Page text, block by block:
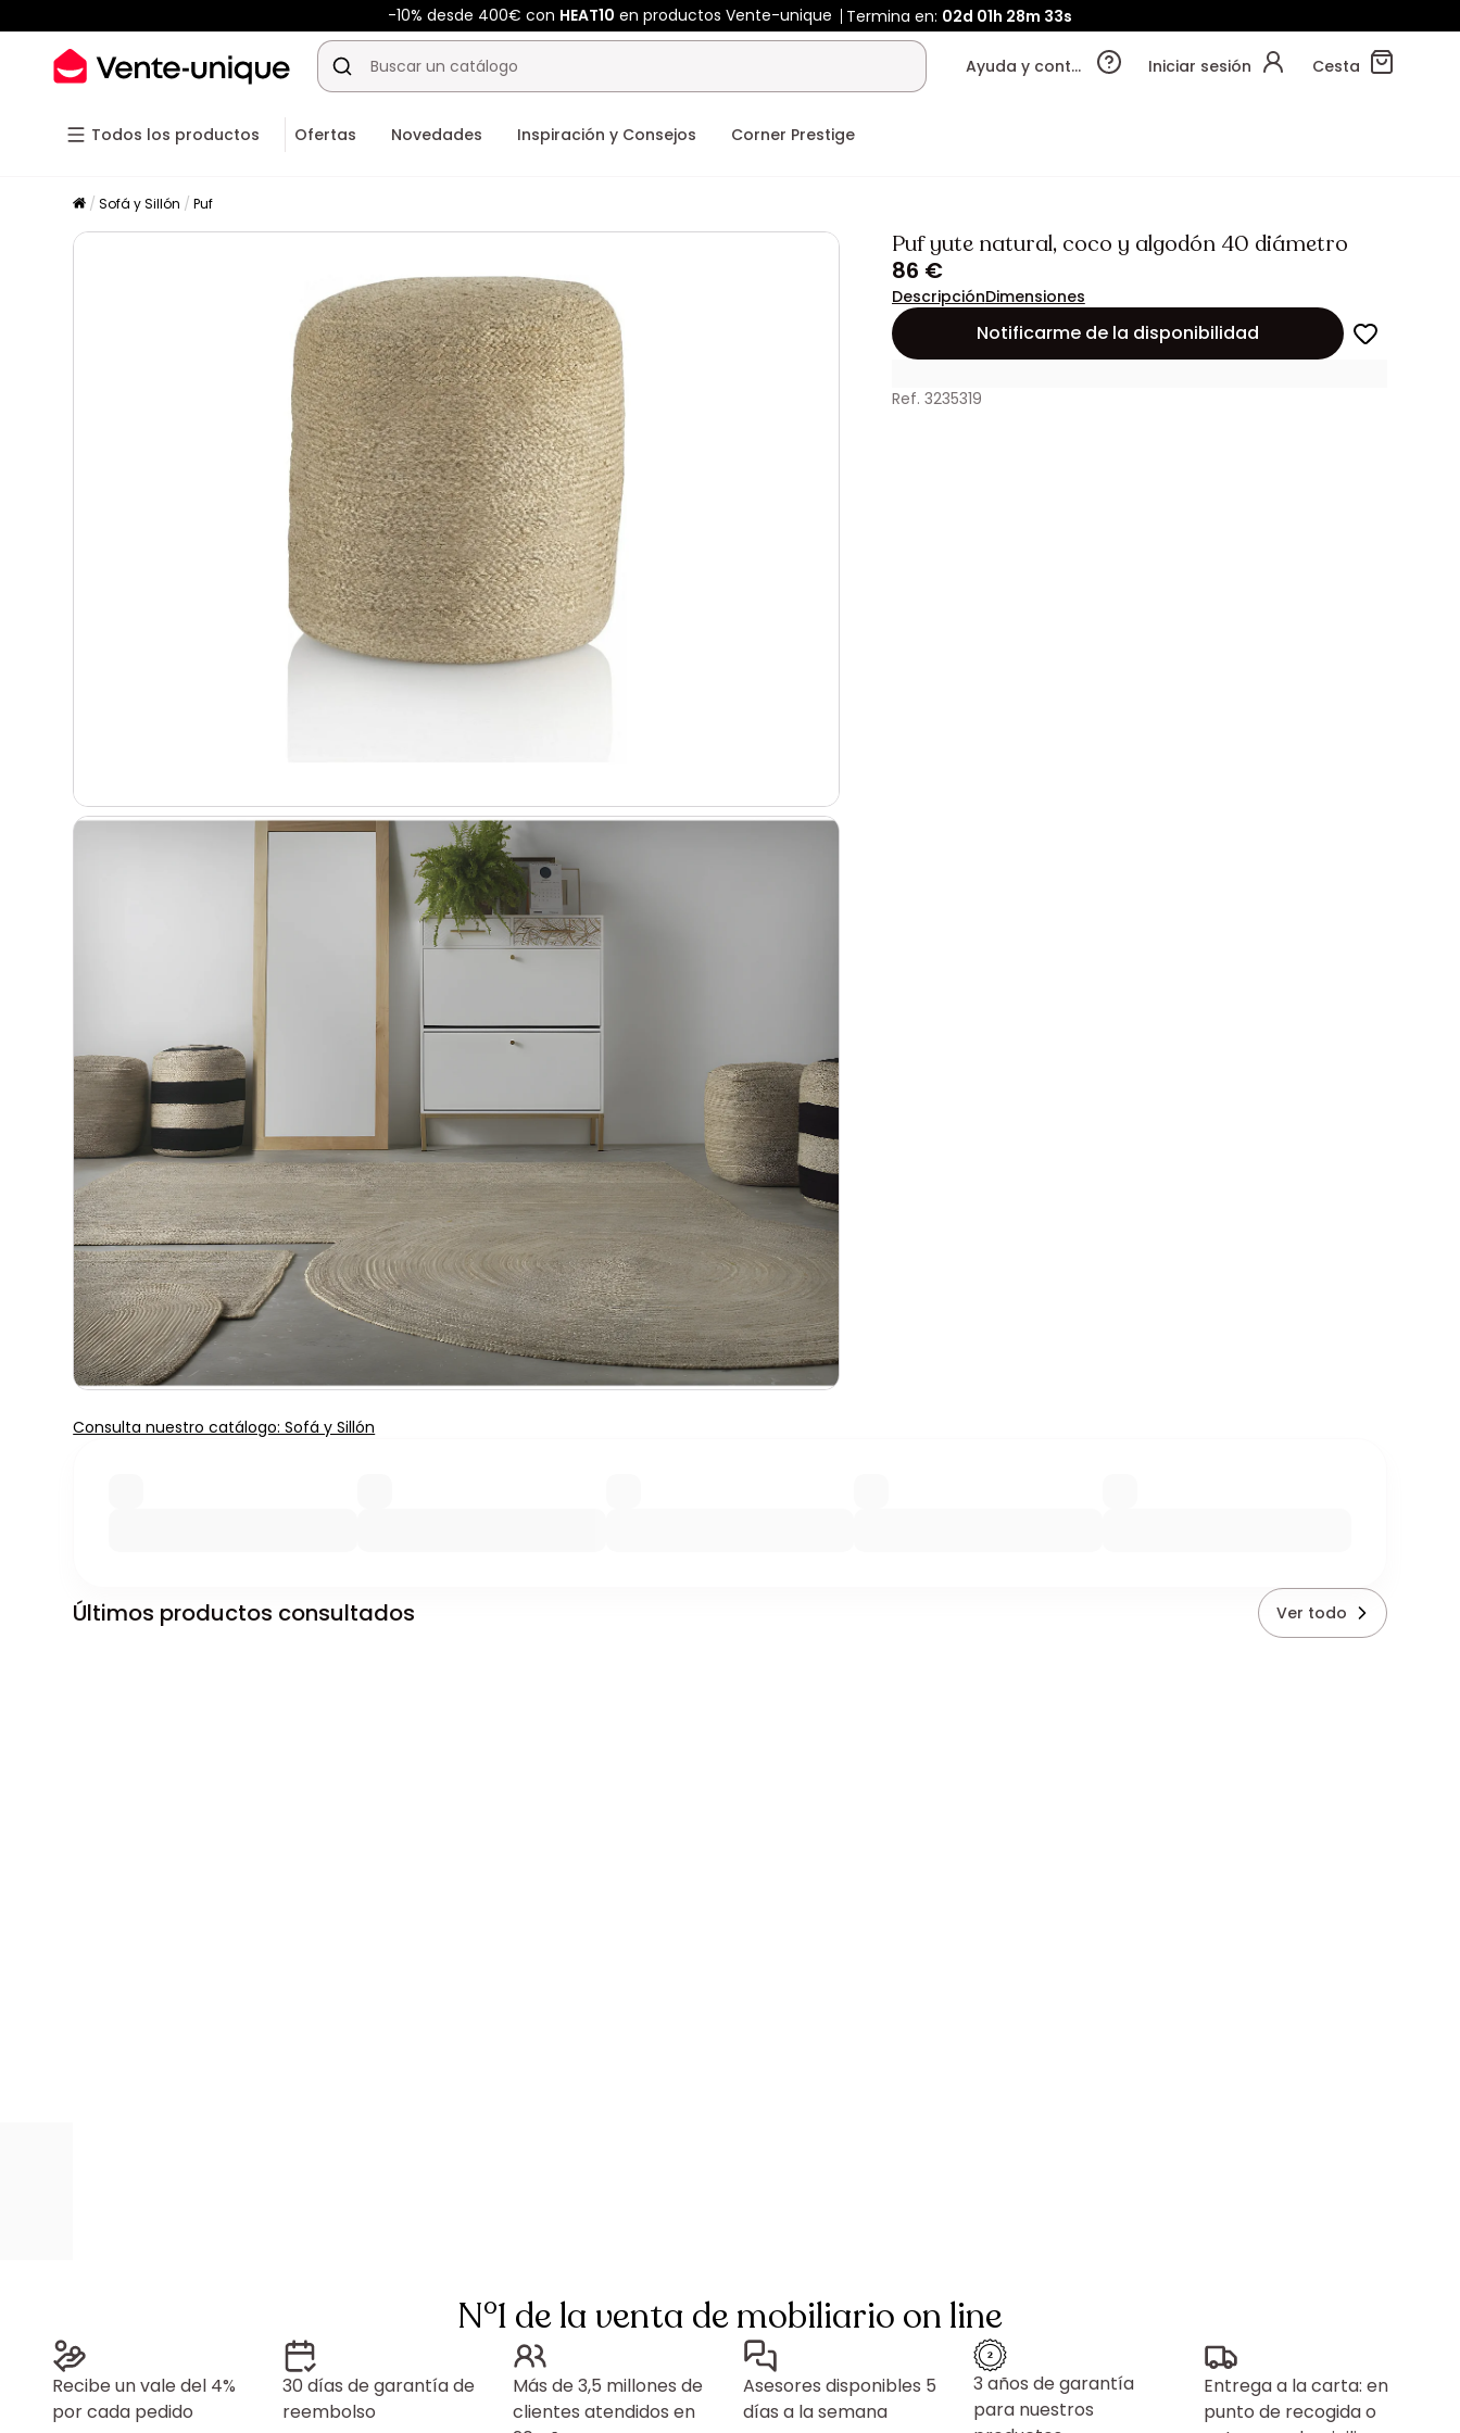
-10% desde 400€ conHEAT10 en productos Vente-unique Termina en:02d 01h 28m 31s
Ayuda y contacto Iniciar sesión Cesta
Todos los productos Ofertas Novedades Inspiración y Consejos Corner Prestige
Sofá y Sillón Puf
Puf yute natural, coco y algodón 40 diámetro
86 €
DescripciónDimensiones
Notificarme de la disponibilidad
Ref. 3235319
Consulta nuestro catálogo: Sofá y Sillón
Últimos productos consultados Ver todo
N°1 de la venta de mobiliario on line
Recibe un vale del 4%
por cada pedido
30 días de garantía de
reembolso
Más de 3,5 millones de
clientes atendidos en
Asesores disponibles 5
días a la semana
3 años de garantía
para nuestros
Entrega a la carta: en
punto de recogida o